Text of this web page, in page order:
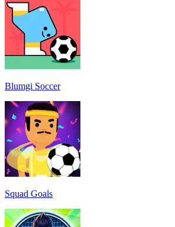
Blumgi Soccer
Squad Goals